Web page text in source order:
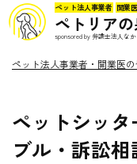
ペット法人事業者 開業医
ペトリア
sponsored by 弁護士法人な
ペット法人事業者・開業医
ペットシッ
ブル・訴訟